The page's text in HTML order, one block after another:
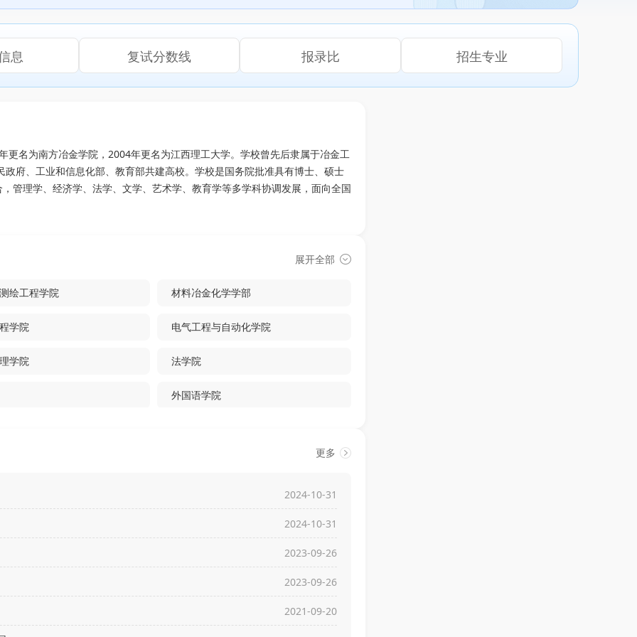
息 复试分数线 报录比 招生专业
名为南方冶金学院，2004年更名为江西理工大学。学校曾先后隶属于冶金工
府、工业和信息化部、教育部共建高校。学校是国务院批准具有博士、硕士
管理学、经济学、法学、文学、艺术学、教育学等多学科协调发展，面向全国
展开全部
绘工程学院 材料冶金化学学部
学院 电气工程与自动化学院
学院 法学院
外国语学院
中国科学院宁波材料技术与工程研究所
创新设计研究院(联合培养) REEM国际创新研究院(南昌)
院海西研究院厦门稀土材料研究
培养)
有色金属产业发展研究院
研究院(南昌)
更多
2024-10-31
2024-10-31
2023-09-26
2023-09-26
2021-09-20